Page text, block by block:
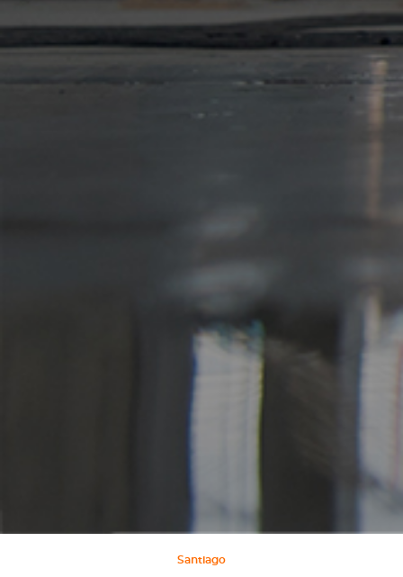
Santiago